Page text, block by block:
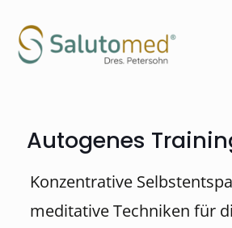
Autogenes
Konzentrative
meditative Techniken für